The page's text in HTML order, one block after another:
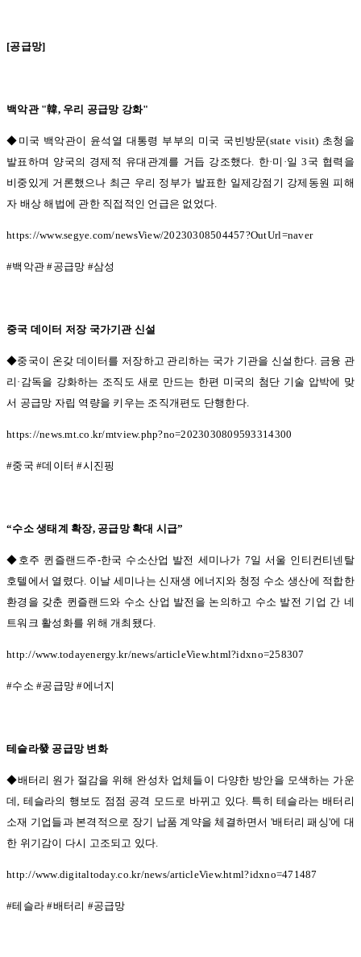
[공급망]
백악관 "韓, 우리 공급망 강화"
◆미국 백악관이 윤석열 대통령 부부의 미국 국빈방문(state visit) 초청을
발표하며 양국의 경제적 유대관계를 거듭 강조했다. 한·미 ·일3 국 협력을
비중있게 거론했으나 최근 우리 정부가 발표한 일제강점기 강제동원 피해
자 배상 해법에 관한 직접적인 언급은 없었다.
https://www.segye.com/newsView/20230308504457?OutUrl=naver
#백악관#공급망 #삼성
중국 데이터 저장 국가기관 신설
◆중국이 온갖 데이터를 저장하고 관리하는 국가 기관을 신설한다. 금융 관
리 · 감독을 강화하는 조직도 새로 만드는 한편 미국의 첨단 기술 압박에 맞
서 공급망 자립 역량을 키우는 조직개편도 단행한다.
https://news.mt.co.kr/mtview.php?no=2023030809593314300
#중국#데이터#시진핑
“수소 생태계 확장, 공급망 확대 시급”
◆호주 퀸즐랜드주-한국 수소산업 발전 세미나가 7일 서울 인티컨티넨탈
호텔에서 열렸다. 이날 세미나는 신재생 에너지와 청정 수소 생산에 적합한
환경을 갖춘 퀸즐랜드와 수소 산업 발전을 논의하고 수소 발전 기업 간 네
트워크 활성화를 위해 개최됐다.
http://www.todayenergy.kr/news/articleView.html?idxno=258307
#수소#공급망#에너지
테슬라發 공급망 변화
◆배터리 원가 절감을 위해 완성차 업체들이 다양한 방안을 모색하는 가운
데, 테슬라의 행보도 점점 공격 모드로 바뀌고 있다. 특히 테슬라는 배터리
소재 기업들과 본격적으로 장기 납품 계약을 체결하면서'배터리 패싱'에 대
한 위기감이 다시 고조되고 있다.
http://www.digitaltoday.co.kr/news/articleView.html?idxno=471487
#테슬라#배터리 #공급망